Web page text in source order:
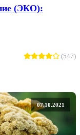
(ЭКО):
(547)
07.10.2021